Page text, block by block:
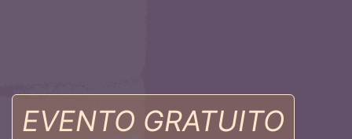
EVENTO GRATUITO